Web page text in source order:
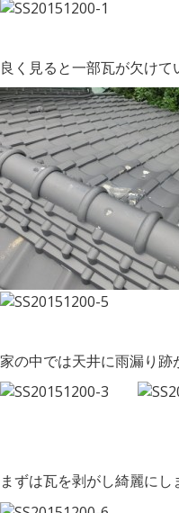
良く見ると一部瓦が欠けて
家の中では天井に雨漏り跡が
まずは瓦を剥がし綺麗にし